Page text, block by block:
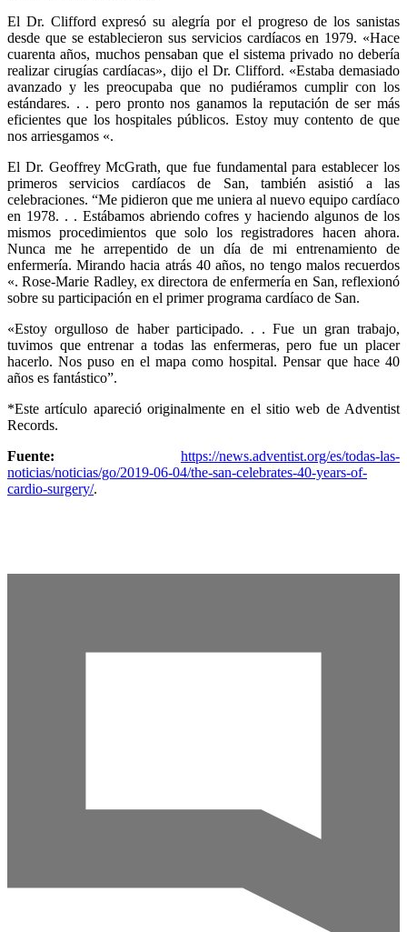
El Dr. Clifford expresó su alegría por el progreso de los sanistas
desde que se establecieron sus servicios cardíacos en 1979. «Hace
cuarenta años, muchos pensaban que el sistema privado no debería
realizar cirugías cardíacas», dijo el Dr. Clifford. «Estaba demasiado
avanzado y les preocupaba que no pudiéramos cumplir con los
estándares. . . pero pronto nos ganamos la reputación de ser más
eficientes que los hospitales públicos. Estoy muy contento de que
nos arriesgamos «.
El Dr. Geoffrey McGrath, que fue fundamental para establecer los
primeros servicios cardíacos de San, también asistió a las
celebraciones. “Me pidieron que me uniera al nuevo equipo cardíaco
en 1978. . . Estábamos abriendo cofres y haciendo algunos de los
mismos procedimientos que solo los registradores hacen ahora.
Nunca me he arrepentido de un día de mi entrenamiento de
enfermería. Mirando hacia atrás 40 años, no tengo malos recuerdos
«. Rose-Marie Radley, ex directora de enfermería en San, reflexionó
sobre su participación en el primer programa cardíaco de San.
«Estoy orgulloso de haber participado. . . Fue un gran trabajo,
tuvimos que entrenar a todas las enfermeras, pero fue un placer
hacerlo. Nos puso en el mapa como hospital. Pensar que hace 40
años es fantástico”.
*Este artículo apareció originalmente en el sitio web de Adventist
Records.
Fuente: https://news.adventist.org/es/todas-las-
noticias/noticias/go/2019-06-04/the-san-celebrates-40-years-of-
cardio-surgery/.